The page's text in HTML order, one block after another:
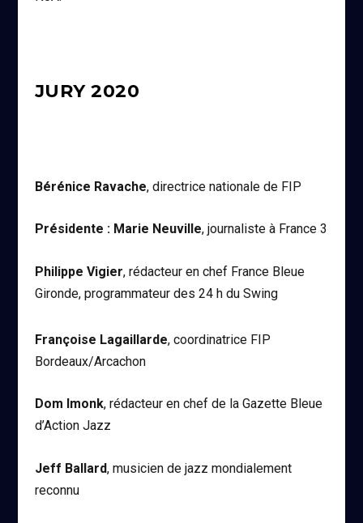
JURY 2020
Bérénice Ravache, directrice nationale de FIP
Présidente : Marie Neuville, journaliste à France 3
Philippe Vigier, rédacteur en chef France Bleue
Gironde, programmateur des 24 h du Swing
Françoise Lagaillarde, coordinatrice FIP
Bordeaux/Arcachon
Dom Imonk, rédacteur en chef de la Gazette Bleue
d’Action Jazz
Jeff Ballard, musicien de jazz mondialement
reconnu